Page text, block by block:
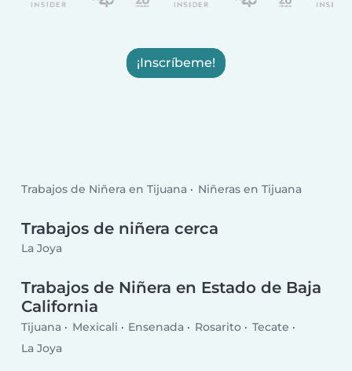
¡Inscríbeme!
Trabajos de Niñera en Tijuana Niñeras en Tijuana
Trabajos de niñera cerca
La Joya
Trabajos de Niñera en Estado de Baja
California
Tijuana Mexicali Ensenada Rosarito
Tecate
La Joya